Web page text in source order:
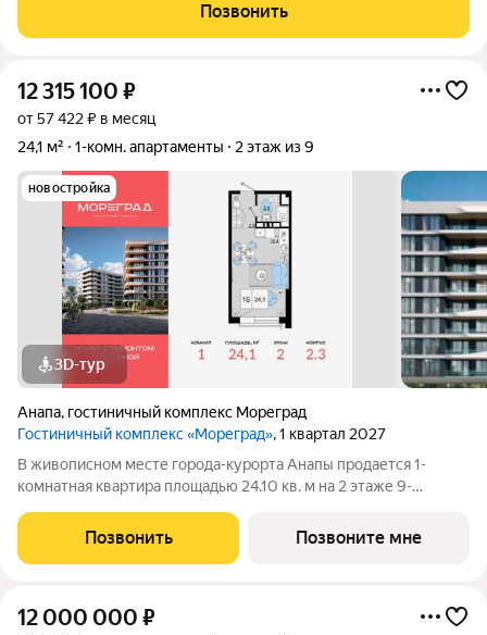
Позвонить
12 315 100 ₽
от 57 422 ₽ в месяц
24,1 м²
1-комн. апартаменты 2 этаж из 9
новостройка
3D-тур
Анапа, гостиничный комплекс Мореград
Гостиничный комплекс «Мореград», 1 квартал 2027
В живописном месте города-курорта Анапы продается 1-
комнатная квартира площадью 24.10 кв. м на 2 этаже 9-
от ГК «ССК» находится на Сосновом проезде, в 7-минутной
пешей доступности от белоснежных
Позвонить Позвоните мне
12 000 000 ₽